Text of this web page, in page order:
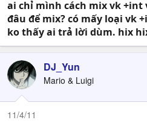
ai chỉ mình cách mix vk
đâu để mix? có mấy loại vk
ko thấy ai trả lời dùm. hix
DJ_Yun
Mario & Luigi
11/4/11